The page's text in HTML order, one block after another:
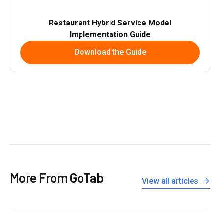
Restaurant Hybrid Service Model
Implementation Guide
Download the Guide
More From GoTab View all articles